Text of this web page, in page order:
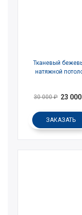
Тканевый
натяжной
30 000₽ 23 000
ЗАКАЗАТЬ